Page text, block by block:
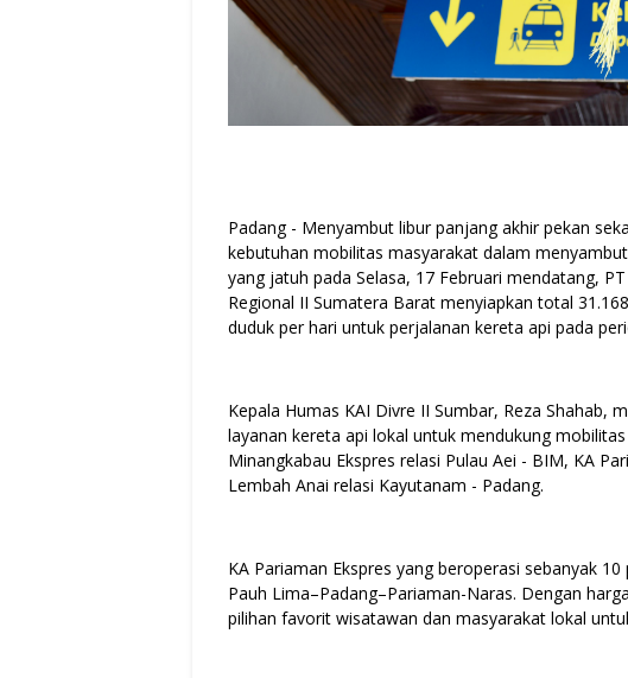
Padang - Menyambut libur panjang akhir pekan
kebutuhan mobilitas masyarakat dalam
yang jatuh pada Selasa, 17 Februari mendatang,
Regional II Sumatera Barat menyiapkan total
duduk per hari untuk perjalanan kereta api pada
Kepala Humas KAI Divre II Sumbar, Reza Shahab,
layanan kereta api lokal untuk mendukung
Minangkabau Ekspres relasi Pulau Aei - BIM, KA
Lembah Anai relasi Kayutanam - Padang.
KA Pariaman Ekspres yang beroperasi sebanyak
Pauh Lima–Padang–Pariaman-Naras. Dengan
pilihan favorit wisatawan dan masyarakat lokal